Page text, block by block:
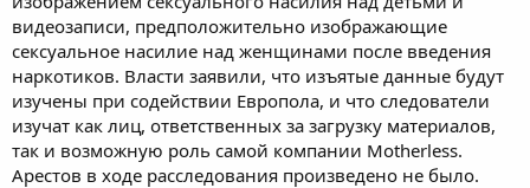
видеозаписи, предположительно изображающие
сексуальное насилие над женщинами после введения
наркотиков. Власти заявили, что изъятые данные будут
изучены при содействии Европола, и что следователи
изучат как лиц, ответственных за загрузку материалов,
так и возможную роль самой компании Motherless.
Арестов в ходе расследования произведено не было.